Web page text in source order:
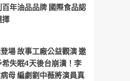
年油品品牌 國際食品認
擇
場 故事工廠公益觀演 邀
失眠4天後台崩潰！李
母 編劇劉中薇將演員真